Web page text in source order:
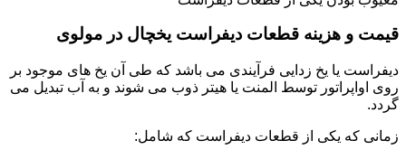
قیمت و هزینه قطعات دیفراست یخچال در مولوی
دیفراست یا یخ زدایی فرآیندی می باشد که طی آن یخ های موجود بر
روی اواپراتور توسط المنت یا هیتر ذوب می شوند و به آب تبدیل می
گردد.
زمانی که یکی از قطعات دیفراست که شامل: